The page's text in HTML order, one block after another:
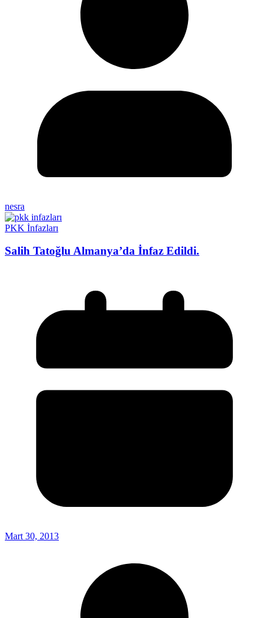
nesra
PKK İnfazları
Salih Tatoğlu Almanya’da İnfaz Edildi.
Mart 30, 2013